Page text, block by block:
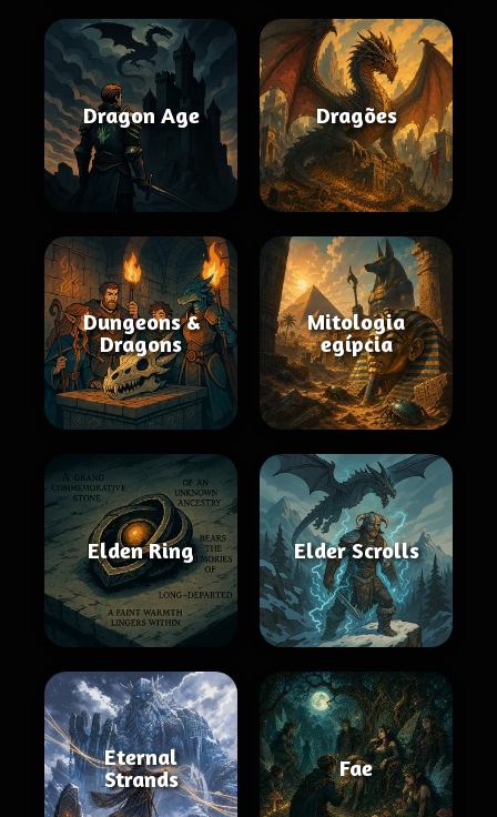
Dragon Age Dragões
Dungeons &
Dragons
Mitologia
egípcia
Elden Ring Elder Scrolls
Eternal
Strands
Fae